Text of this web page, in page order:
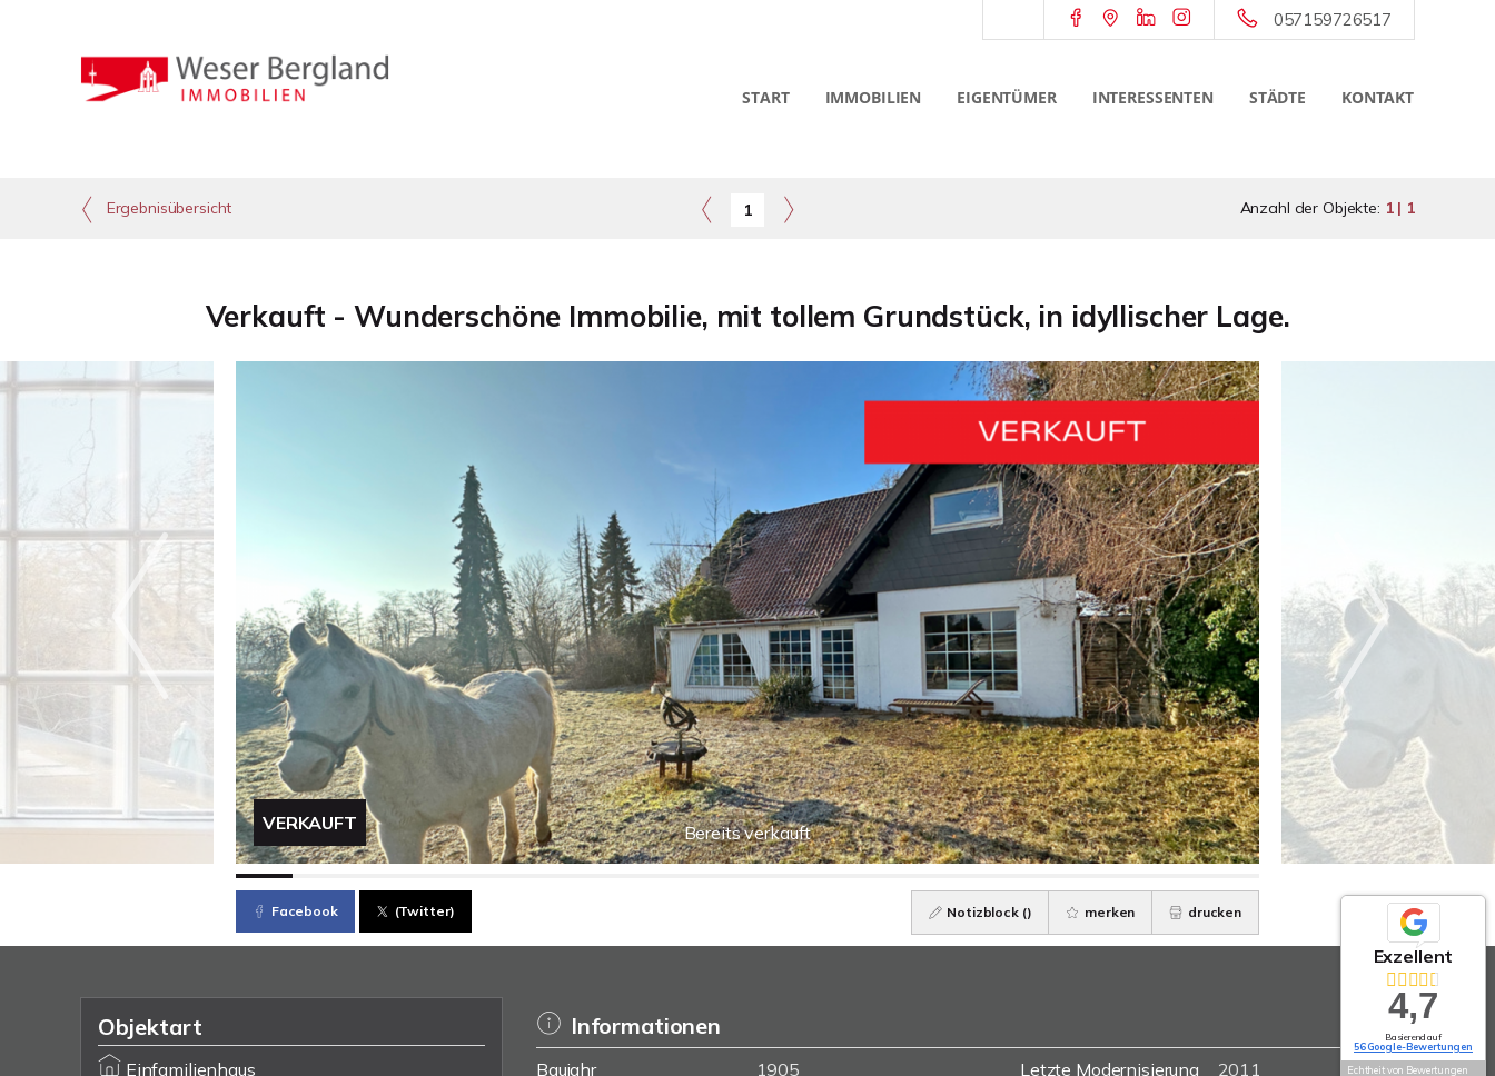
057159726517
START IMMOBILIEN EIGENTÜMER INTERESSENTEN STÄDTE KONTAKT
Ergebnisübersicht 1 Anzahl der Objekte: 1 | 1
Verkauft - Wunderschöne Immobilie, mit tollem Grundstück, in idyllischer Lage.
Bereits verkauft
VERKAUFT
Facebook (Twitter) Notizblock () merken drucken
Objektart
Einfamilienhaus
Informationen
Baujahr 1905 Letzte Modernisierung 2011
Exzellent
4,7
Basierend auf
56 Google-Bewertungen
Echtheit von Bewertungen